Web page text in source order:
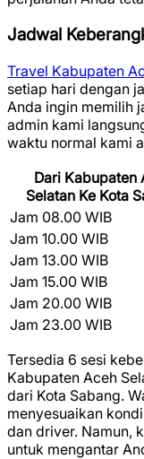
Jadwal
Travel Kabupaten
setiap hari dengan
Anda ingin memilih
admin kami
waktu normal kami
Dari Kabupaten
Selatan Ke Kota
Jam 08.00 WIB
Jam 10.00 WIB
Jam 13.00 WIB
Jam 15.00 WIB
Jam 20.00 WIB
Jam 23.00 WIB
Tersedia 6 sesi
Kabupaten Aceh
dari Kota Sabang.
menyesuaikan
dan driver. Namun,
untuk mengantar